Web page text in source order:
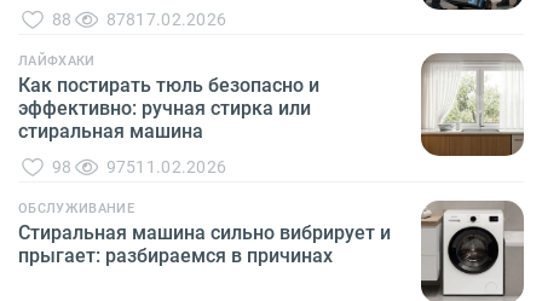
88 87817.02.2026
ЛАЙФХАКИ
Как постирать тюль безопасно и
эффективно: ручная стирка или
стиральная машина
98 97511.02.2026
ОБСЛУЖИВАНИЕ
Стиральная машина сильно вибрирует и
прыгает: разбираемся в причинах